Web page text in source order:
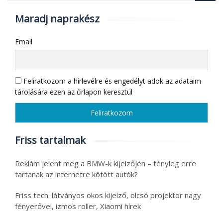
Maradj naprakész
Email
Feliratkozom a hírlevélre és engedélyt adok az adataim
tárolására ezen az űrlapon keresztül
Friss tartalmak
Reklám jelent meg a BMW-k kijelzőjén – tényleg erre
tartanak az internetre kötött autók?
Friss tech: látványos okos kijelző, olcsó projektor nagy
fényerővel, izmos roller, Xiaomi hírek